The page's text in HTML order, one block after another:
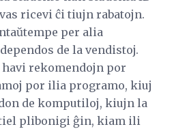
ricevi ĉi tiujn rabatojn.
per alia
de la vendistoj.
rekomendojn por
por ilia programo, kiuj
de komputiloj, kiujn la
tiel plibonigi ĝin, kiam ili